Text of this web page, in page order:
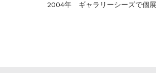
2004年 ギャラリーシーズで個展